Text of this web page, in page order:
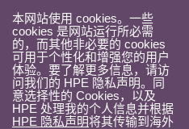
本网站使用 cookies。一些
cookies 是网站运行所必需
的，而其他非必要的 cookies
可用于个性化和增强您的用户
体验。要了解更多信息，请访
问我们的 HPE 隐私声明。同
意选择性的 Cookies，以及
HPE 处理我的个人信息并根据
HPE 隐私声明将其传输到海外